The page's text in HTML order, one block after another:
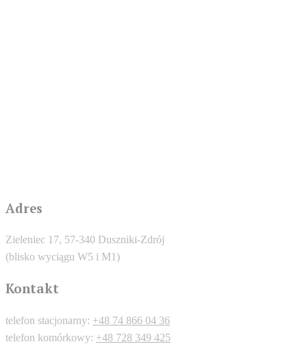
Adres
Zieleniec 17, 57-340 Duszniki-Zdrój
(blisko wyciągu W5 i M1)
Kontakt
telefon stacjonarny: +48 74 866 04 36
telefon komórkowy: +48 728 349 425